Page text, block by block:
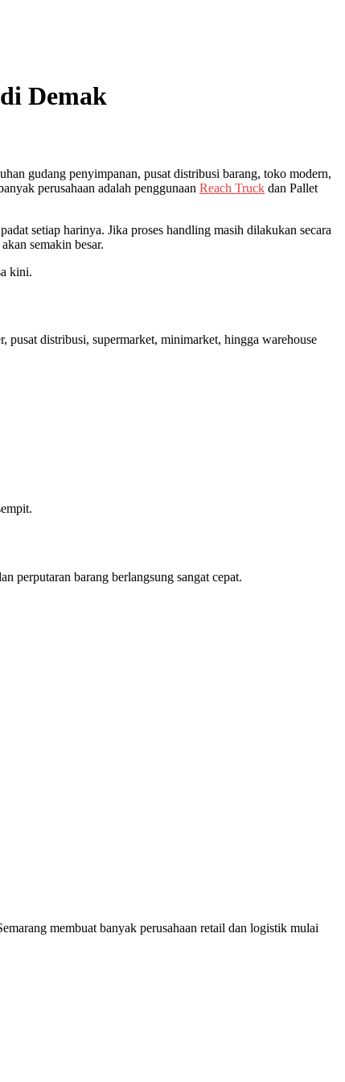
Demak
gudang penyimpanan, pusat distribusi barang, toko modern,
perusahaan adalah penggunaan Reach Truck dan Pallet
setiap harinya. Jika proses handling masih dilakukan secara
semakin besar.
kini.
distribusi, supermarket, minimarket, hingga warehouse
perputaran barang berlangsung sangat cepat.
membuat banyak perusahaan retail dan logistik mulai